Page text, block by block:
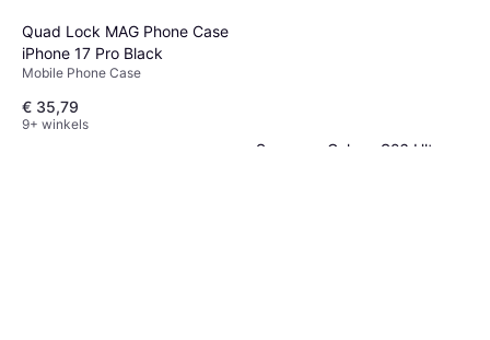
Quad Lock MAG Phone Case
iPhone 17 Pro Black
Mobile Phone Case
€ 35,79
9+ winkels
Samsung Galaxy S26 Ultra